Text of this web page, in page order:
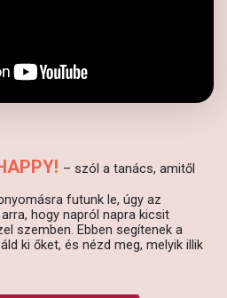
– szól a tanács, amitől
futunk le, úgy az
hogy napról napra kicsit
szemben. Ebben segítenek a
ki őket, és nézd meg, melyik illik